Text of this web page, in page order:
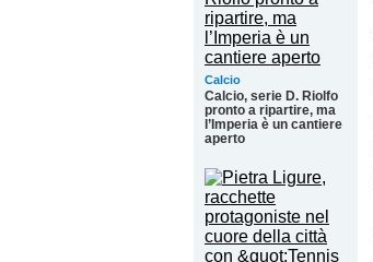
Calcio
Calcio, serie D. Riolfo
pronto a ripartire, ma
l’Imperia è un cantiere
aperto